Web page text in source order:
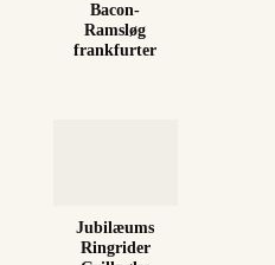
Bacon-
Ramsløg
frankfurter
Jubilæums
Ringrider